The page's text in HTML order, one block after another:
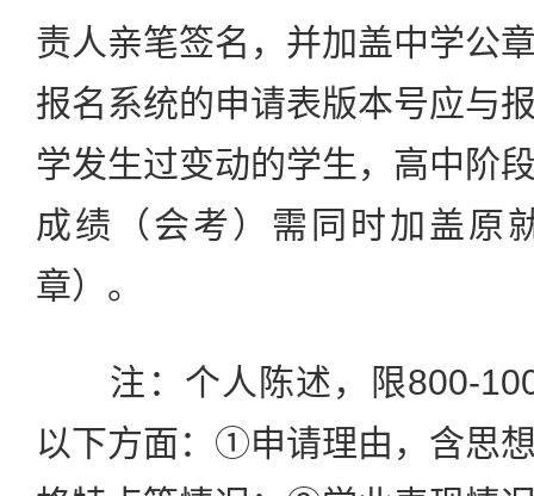
责人亲笔签名，并加盖中学公
报名系统的申请表版本号应与
学发生过变动的学生，高中阶
成绩（会考）需同时加盖原
章）。
注：个人陈述，限800-
以下方面：①申请理由，含思